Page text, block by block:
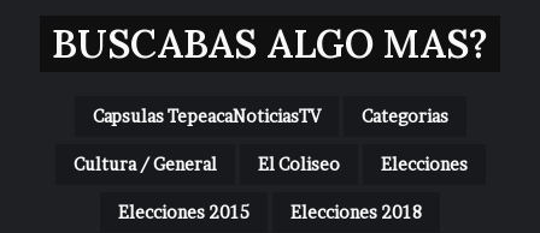
BUSCABAS ALGO MAS?
Capsulas TepeacaNoticiasTV Categorias
Cultura / General El Coliseo Elecciones
Elecciones 2015 Elecciones 2018